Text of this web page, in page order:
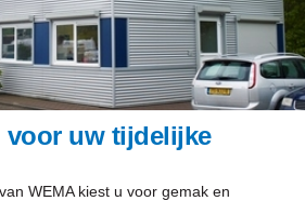
voor uw tijdelijke
WEMA kiest u voor gemak en